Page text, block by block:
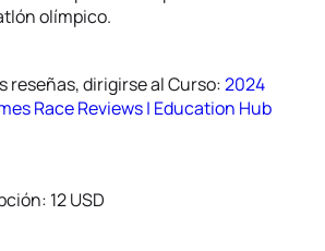
olímpico.
reseñas, dirigirse al Curso:2024
Race Reviews | Education Hub
12 USD